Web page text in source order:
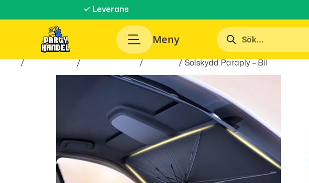
✓ Leverans
Meny
/ / / / Solskydd Paraply – Bil